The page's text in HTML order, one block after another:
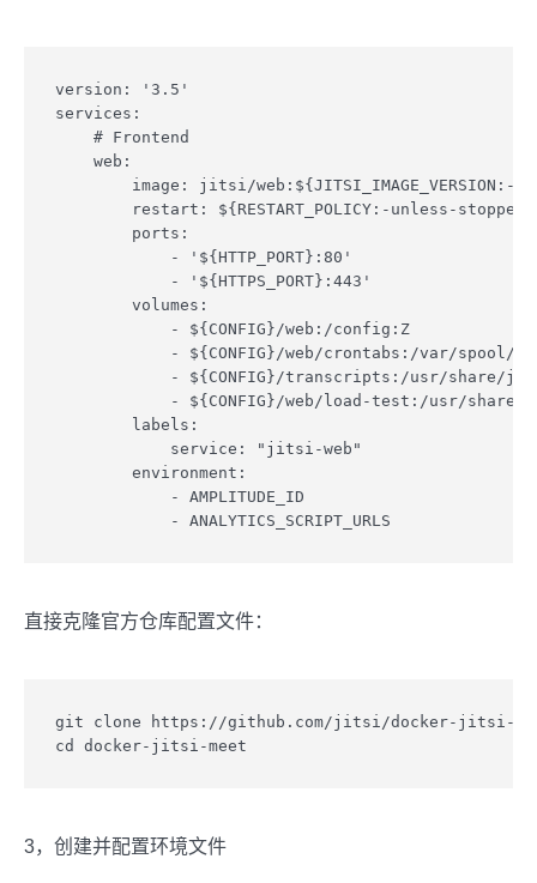
version: '3.5'
services:
    # Frontend
    web:
image: jitsi/web:${JITSI_IMAGE_VERSION:-
        restart: ${RESTART_POLICY:-unless-stopped}
        ports:
            - '${HTTP_PORT}:80'
            - '${HTTPS_PORT}:443'
        volumes:
            - ${CONFIG}/web:/config:Z
- ${CONFIG}/web/crontabs:/var/spool/
- ${CONFIG}/transcripts:/usr/share/
- ${CONFIG}/web/load-test:/usr/share/
        labels:
            service: "jitsi-web"
        environment:
            - AMPLITUDE_ID
直接克隆官方仓库配置文件：
git clone https://github.com/jitsi/docker-jitsi-
cd docker-jitsi-meet
3，创建并配置环境文件